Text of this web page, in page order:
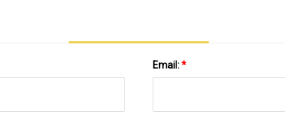
Email:*